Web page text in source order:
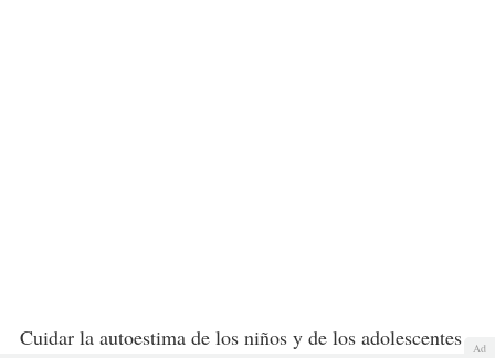
Cuidar la autoestima de los niños y de los adolescentes
Ad